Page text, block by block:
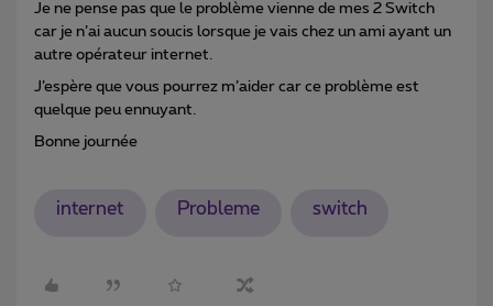
Je ne pense pas que le problème vienne de mes 2 Switch
car je n’ai aucun soucis lorsque je vais chez un ami ayant un
autre opérateur internet.
J’espère que vous pourrez m’aider car ce problème est
quelque peu ennuyant.
Bonne journée
internet Probleme switch